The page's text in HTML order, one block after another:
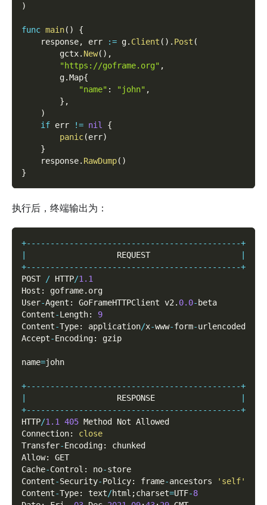
)
func main( )
{
    response
, err := g. Client ( ) . Post (
        gctx
. New( ) ,
"https://goframe.org" ,
        g
.Map{
"name" : "john" ,
} ,
)
if err != nil
{
panic(err)
}
    response
. RawDump( )
}
执行后，终端输出为：
+-- -- -- -- -- -- -- -- -- -- -- -- -- -- -- -- -- -- -- -- -- -- -+
                   REQUEST
+-- -- -- -- -- -- -- -- -- -- -- -- -- -- -- -- -- -- -- -- -- -- -+
POST / HTTP/1.1
Host : goframe. org
User-Agent : GoFrameHTTPClient v2. 0.0- beta
Content-Length:
9
Content-Type: application/x-www-form-urlencoded
Accept-Encoding: gzip
name=john
+-- -- -- -- -- -- -- -- -- -- -- -- -- -- -- -- -- -- -- -- -- -- -+
                   RESPONSE
+-- -- -- -- -- -- -- -- -- -- -- -- -- -- -- -- -- -- -- -- -- -- -+
HTTP/1.1 405 Method Not Allowed
Connection:
close
Transfer-Encoding:
chunked
Allow:
GET
Cache-Control : no-store
Content-Security-Policy: frame-ancestors
'self'
Content-Type: text/html ;charset=UTF-8